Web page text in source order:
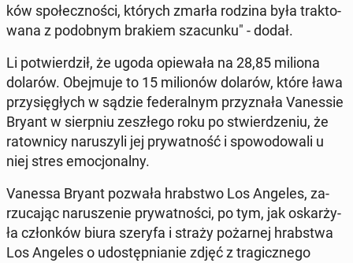
ków spo­łecz­no­ści, których zmarła rodzina była trak­to­
wa­na z po­dob­nym brakiem sza­cun­ku" - dodał.
Li po­twier­dził, że ugoda opie­wa­ła na 28,85 miliona
dolarów. Obej­mu­je to 15 mi­lio­nów dolarów, które ława
przy­się­głych w sądzie fe­de­ral­nym przy­zna­ła Va­nes­sie
Bryant w sierp­niu ze­szłe­go roku po stwier­dze­niu, że
ra­tow­ni­cy na­ru­szy­li jej pry­wat­ność i spo­wo­do­wa­li u
niej stres emo­cjo­nal­ny.
Vanessa Bryant pozwała hrab­stwo Los Angeles, za­
rzu­ca­jąc na­ru­sze­nie pry­wat­no­ści, po tym, jak oskar­ży­
ła człon­ków biura szeryfa i straży po­żar­nej hrab­stwa
Los Angeles o udo­stęp­nia­nie zdjęć z tra­gicz­ne­go